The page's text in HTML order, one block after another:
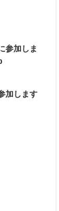
参加しま
加します